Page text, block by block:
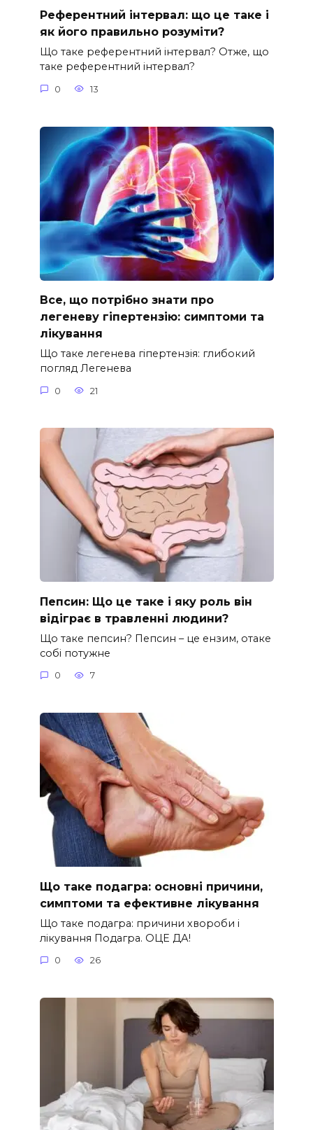
Референтний інтервал: що це таке і
як його правильно розуміти?
Що таке референтний інтервал? Отже, що
таке референтний інтервал?
0 13
Все, що потрібно знати про
легеневу гіпертензію: симптоми та
лікування
Що таке легенева гіпертензія: глибокий
погляд Легенева
0 21
Пепсин: Що це таке і яку роль він
відіграє в травленні людини?
Що таке пепсин? Пепсин – це ензим, отаке
собі потужне
0 7
Що таке подагра: основні причини,
симптоми та ефективне лікування
Що таке подагра: причини хвороби і
лікування Подагра. ОЦЕ ДА!
0 26